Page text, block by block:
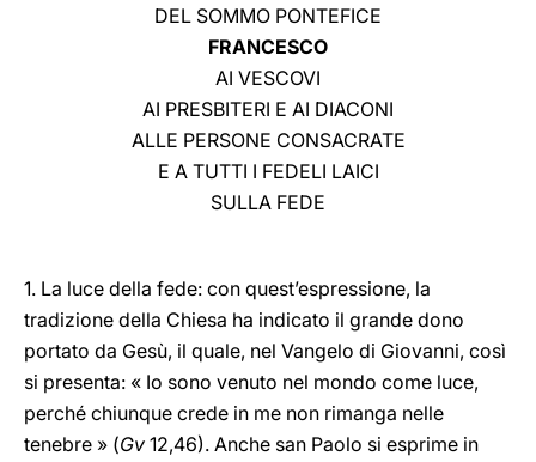
DEL SOMMO PONTEFICE
FRANCESCO
AI VESCOVI
AI PRESBITERI E AI DIACONI
ALLE PERSONE CONSACRATE
E A TUTTI I FEDELI LAICI
SULLA FEDE
1. La luce della fede: con quest’espressione, la
tradizione della Chiesa ha indicato il grande dono
portato da Gesù, il quale, nel Vangelo di Giovanni, così
si presenta: « Io sono venuto nel mondo come luce,
perché chiunque crede in me non rimanga nelle
tenebre » (Gv 12,46). Anche san Paolo si esprime in